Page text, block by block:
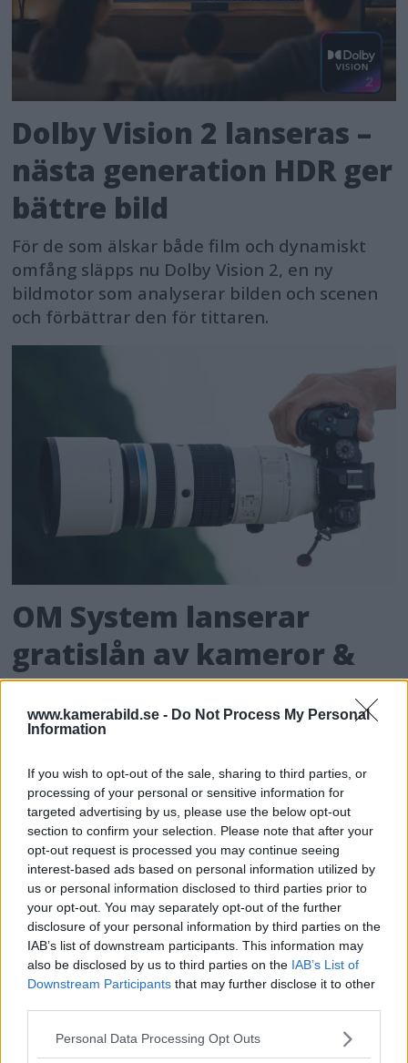
www.kamerabild.se - Do Not Process My Personal
Information
If you wish to opt-out of the sale, sharing to third parties, or
processing of your personal or sensitive information for
targeted advertising by us, please use the below opt-out
section to confirm your selection. Please note that after your
opt-out request is processed you may continue seeing
interest-based ads based on personal information utilized by
us or personal information disclosed to third parties prior to
your opt-out. You may separately opt-out of the further
disclosure of your personal information by third parties on the
IAB’s list of downstream participants. This information may
also be disclosed by us to third parties on the IAB’s List of
Downstream Participants that may further disclose it to other
Please note that this website/app uses one or more Google
Personal Data Processing Opt Outs
Dolby Vision 2 lanseras –
nästa generation HDR ger
bättre bild
För de som älskar både film och dynamiskt
omfång släpps nu Dolby Vision 2, en ny
bildmotor som analyserar bilden och scenen
och förbättrar den för tittaren.
OM System lanserar
gratislån av kameror &
objektiv i Sverige
OM System lanserar nu "Test & Wow"-
att låna hem kameror och objektiv under fem
dagar för att se hur utrustningen passar dina
behov.
MEST LÄST JUST NU
DJI Osmo Pocket 4P
släppt – får 10-bitars D-
Log 2 & 3x optisk zoom